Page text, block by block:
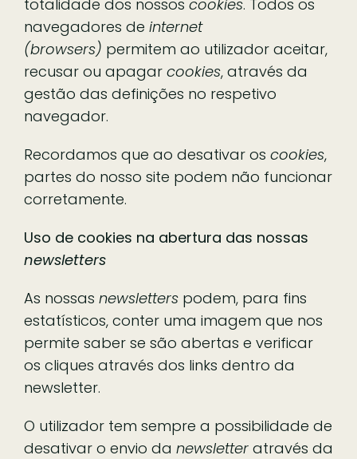
totalidade dos nossos cookies. Todos os
navegadores de internet
(browsers) permitem ao utilizador aceitar,
recusar ou apagar cookies, através da
gestão das definições no respetivo
navegador.
Recordamos que ao desativar os cookies,
partes do nosso site podem não funcionar
corretamente.
Uso de cookies na abertura das nossas
newsletters
As nossas newsletters podem, para fins
estatísticos, conter uma imagem que nos
permite saber se são abertas e verificar
os cliques através dos links dentro da
newsletter.
O utilizador tem sempre a possibilidade de
desativar o envio da newsletter através da